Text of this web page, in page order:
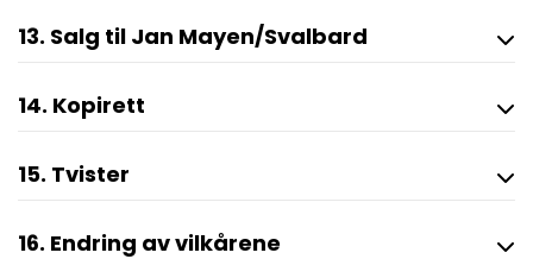
13. Salg til Jan Mayen/Svalbard
14. Kopirett
15. Tvister
16. Endring av vilkårene